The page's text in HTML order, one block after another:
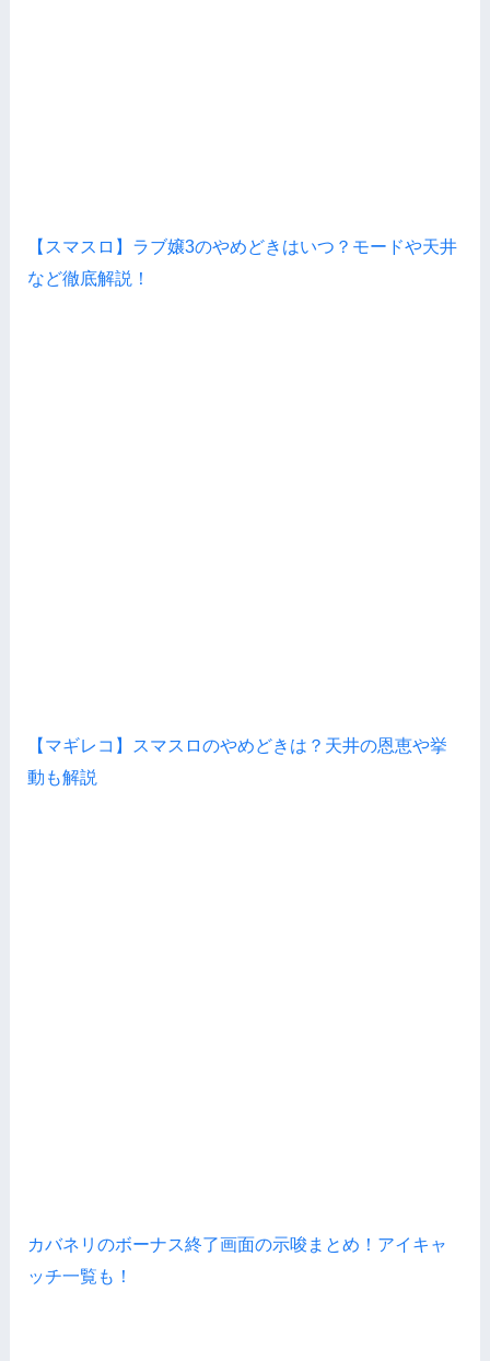
【スマスロ】ラブ嬢3のやめどきはいつ？モードや天井
など徹底解説！
【マギレコ】スマスロのやめどきは？天井の恩恵や挙
動も解説
カバネリのボーナス終了画面の示唆まとめ！アイキャ
ッチ一覧も！